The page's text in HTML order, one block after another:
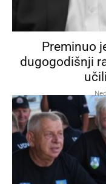
Preminuo
dugogodišnji